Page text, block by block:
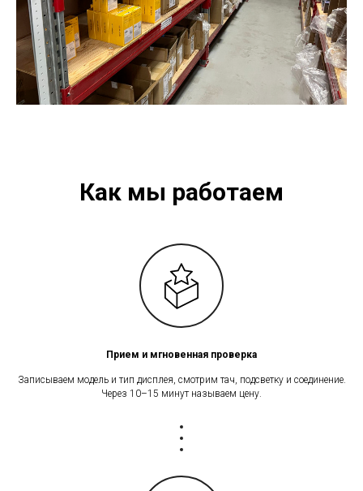
Как мы работаем
Прием и мгновенная проверка
Записываем модель и тип дисплея, смотрим тач, подсветку и соединение.
Через 10–15 минут называем цену.